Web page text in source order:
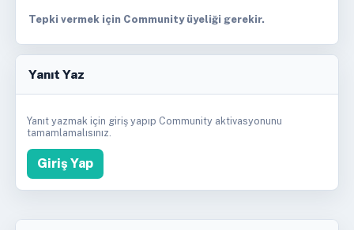
Tepki vermek için Community üyeliği gerekir.
Yanıt Yaz
Yanıt yazmak için giriş yapıp Community aktivasyonunu
tamamlamalısınız.
Giriş Yap